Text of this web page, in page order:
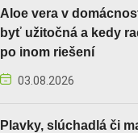
Aloe vera v
byť užitočná a kedy
po inom riešení
03.08.2026
Plavky, slúchadlá či